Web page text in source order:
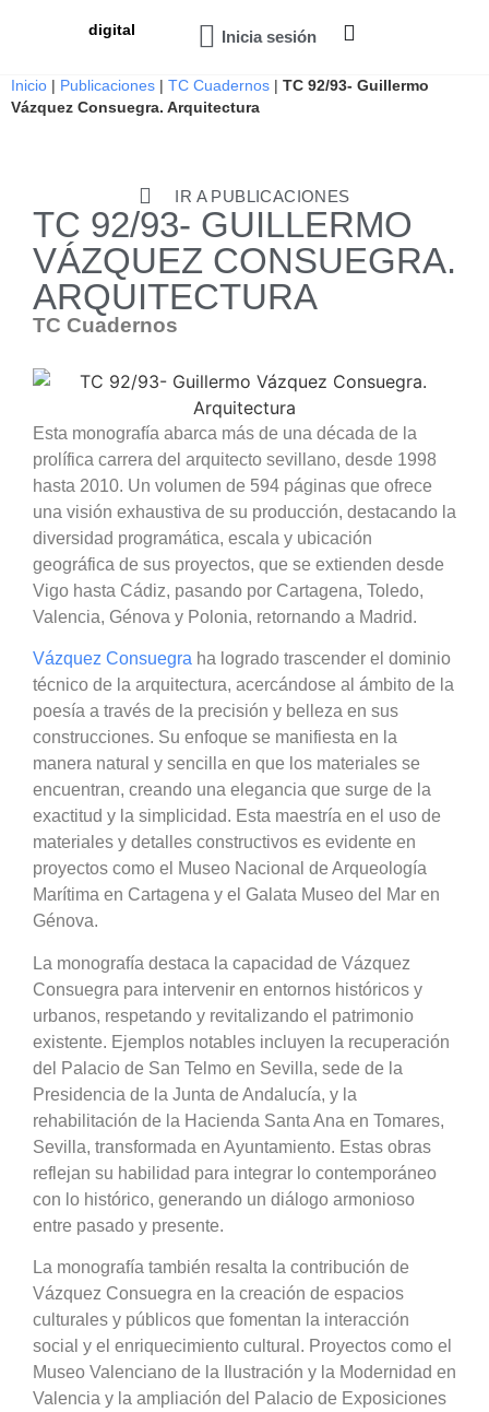
digital Inicia sesión
Inicio Publicaciones TC Cuadernos
TC 92/93- Guillermo
Vázquez Consuegra. Arquitectura
IR A PUBLICACIONES
TC 92/93- GUILLERMO
VÁZQUEZ CONSUEGRA.
ARQUITECTURA
TC Cuadernos
Esta monografía abarca más de una década de la
prolífica carrera del arquitecto sevillano, desde 1998
hasta 2010. Un volumen de 594 páginas que ofrece
una visión exhaustiva de su producción, destacando la
diversidad programática, escala y ubicación
geográfica de sus proyectos, que se extienden desde
Vigo hasta Cádiz, pasando por Cartagena, Toledo,
Valencia, Génova y Polonia, retornando a Madrid.
Vázquez Consuegra ha logrado trascender el dominio
técnico de la arquitectura, acercándose al ámbito de la
poesía a través de la precisión y belleza en sus
construcciones. Su enfoque se manifiesta en la
manera natural y sencilla en que los materiales se
encuentran, creando una elegancia que surge de la
exactitud y la simplicidad. Esta maestría en el uso de
materiales y detalles constructivos es evidente en
proyectos como el Museo Nacional de Arqueología
Marítima en Cartagena y el Galata Museo del Mar en
Génova.
La monografía destaca la capacidad de Vázquez
Consuegra para intervenir en entornos históricos y
urbanos, respetando y revitalizando el patrimonio
existente. Ejemplos notables incluyen la recuperación
del Palacio de San Telmo en Sevilla, sede de la
Presidencia de la Junta de Andalucía, y la
rehabilitación de la Hacienda Santa Ana en Tomares,
Sevilla, transformada en Ayuntamiento. Estas obras
reflejan su habilidad para integrar lo contemporáneo
con lo histórico, generando un diálogo armonioso
entre pasado y presente.
La monografía también resalta la contribución de
Vázquez Consuegra en la creación de espacios
culturales y públicos que fomentan la interacción
social y el enriquecimiento cultural. Proyectos como el
Museo Valenciano de la Ilustración y la Modernidad en
Valencia y la ampliación del Palacio de Exposiciones